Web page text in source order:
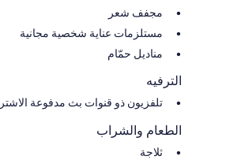
مجفف شعر
مستلزمات عناية شخصية مجانية
مناديل حمّام
الترفيه
تلفزيون ذو قنوات بث مدفوعة
الطعام والشراب
ثلاجة